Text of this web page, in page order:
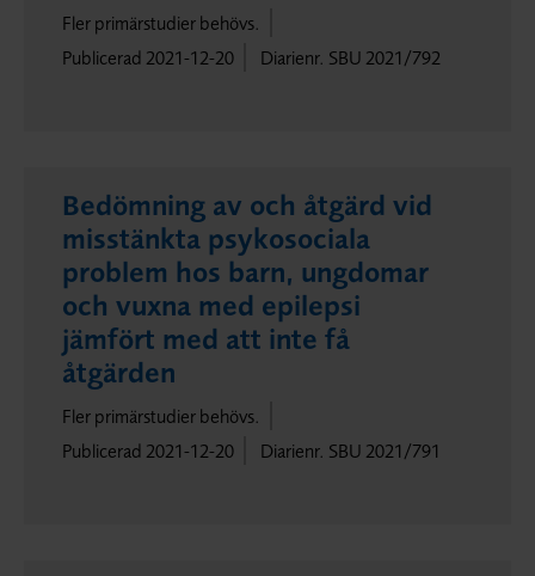
Fler primärstudier behövs.
Publicerad 2021-12-20
Diarienr. SBU 2021/792
Bedömning av och åtgärd vid
misstänkta psykosociala
problem hos barn, ungdomar
och vuxna med epilepsi
jämfört med att inte få
åtgärden
Fler primärstudier behövs.
Publicerad 2021-12-20
Diarienr. SBU 2021/791